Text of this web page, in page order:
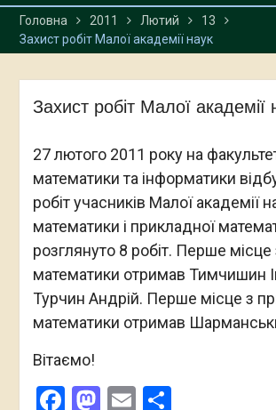
Головна 2011 Лютий
13
Захист робіт Малої академії наук
Захист робіт Малої академії
27 лютого 2011 року на
математики та інформатики
робіт учасників Малої академії
математики і прикладної
розглянуто 8 робіт. Перше місце
математики отримав Тимчишин
Турчин Андрій. Перше місце з
математики отримав
Вітаємо!
Facebook
Mastodon
Email